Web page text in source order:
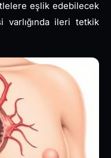
eşlik edebilecek
varlığında ileri tetkik